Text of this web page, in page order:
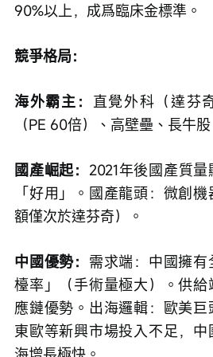
90%以上，成爲臨床金標準。
競爭格局：
海外霸主： 直覺外科（達芬
（PE 60倍）、高壁壘、長牛股
國產崛起： 2021年後國產質
「好用」。國產龍頭：微創
額僅次於達芬奇）。
中國優勢： 需求端：中國擁
檯率」（手術量極大）。供
應鏈優勢。出海邏輯：歐美巨
東歐等新興市場投入不足，